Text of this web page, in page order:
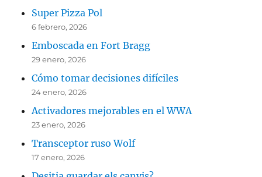
Super Pizza Pol
6 febrero, 2026
Emboscada en Fort Bragg
29 enero, 2026
Cómo tomar decisiones difíciles
24 enero, 2026
Activadores mejorables en el WWA
23 enero, 2026
Transceptor ruso Wolf
17 enero, 2026